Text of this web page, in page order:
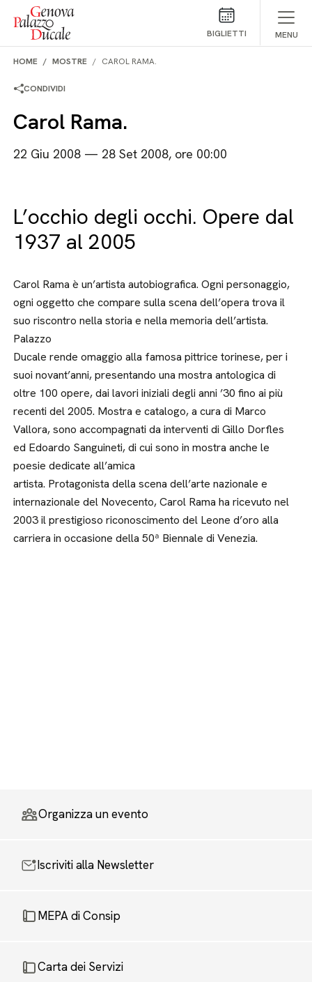
Salta al contenuto
BIGLIETTI MENU
HOME MOSTRE CAROL RAMA.
CONDIVIDI
Carol Rama.
22 Giu 2008 — 28 Set 2008, ore 00:00
L’occhio degli occhi. Opere dal
1937 al 2005
Carol Rama è un’artista autobiografica. Ogni personaggio,
ogni oggetto che compare sulla scena dell’opera trova il
suo riscontro nella storia e nella memoria dell’artista.
Palazzo
Ducale rende omaggio alla famosa pittrice torinese, per i
suoi novant’anni, presentando una mostra antologica di
oltre 100 opere, dai lavori iniziali degli anni ’30 fino ai più
recenti del 2005. Mostra e catalogo, a cura di Marco
Vallora, sono accompagnati da interventi di Gillo Dorfles
ed Edoardo Sanguineti, di cui sono in mostra anche le
poesie dedicate all’amica
artista. Protagonista della scena dell’arte nazionale e
internazionale del Novecento, Carol Rama ha ricevuto nel
2003 il prestigioso riconoscimento del Leone d’oro alla
carriera in occasione della 50ª Biennale di Venezia.
Organizza un evento
Iscriviti alla Newsletter
MEPA di Consip
Carta dei Servizi